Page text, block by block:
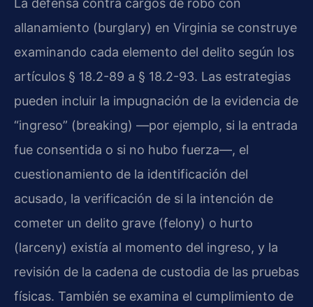
La defensa contra cargos de robo con
allanamiento (burglary) en Virginia se construye
examinando cada elemento del delito según los
artículos § 18.2-89 a § 18.2-93. Las estrategias
pueden incluir la impugnación de la evidencia de
“ingreso” (breaking) —por ejemplo, si la entrada
fue consentida o si no hubo fuerza—, el
cuestionamiento de la identificación del
acusado, la verificación de si la intención de
cometer un delito grave (felony) o hurto
(larceny) existía al momento del ingreso, y la
revisión de la cadena de custodia de las pruebas
físicas. También se examina el cumplimiento de